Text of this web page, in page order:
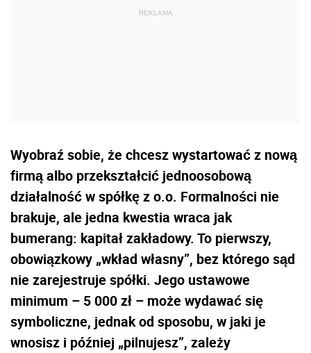
Wyobraź sobie, że chcesz wystartować z nową
firmą albo przekształcić jednoosobową
działalność w spółkę z o.o. Formalności nie
brakuje, ale jedna kwestia wraca jak
bumerang: kapitał zakładowy. To pierwszy,
obowiązkowy „wkład własny”, bez którego sąd
nie zarejestruje spółki. Jego ustawowe
minimum – 5 000 zł – może wydawać się
symboliczne, jednak od sposobu, w jaki je
wnosisz i później „pilnujesz”, zależy